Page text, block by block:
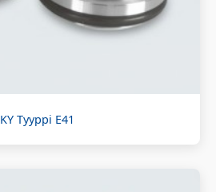
KY Tyyppi E41